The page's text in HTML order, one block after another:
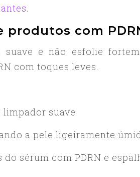
.
produtos com
e não esfolie
com toques leves.
limpador suave
a pele ligeiramente
sérum com PDRN e